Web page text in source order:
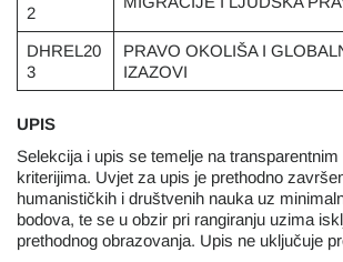
2
DHREL20
3
PRAVO OKOLIŠA I
IZAZOVI
UPIS
Selekcija i upis se temelje na transparentnim
kriterijima. Uvjet za upis je prethodno
humanističkih i društvenih nauka uz
bodova, te se u obzir pri rangiranju uzima
prethodnog obrazovanja. Upis ne uključuje